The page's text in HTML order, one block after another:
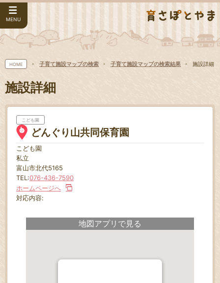
MENU
HOME 子育て施設マップの検索 子育て施設マップの検索結果 施設詳細
施設詳細
こども園
どんぐり山共同保育園
こども園
私立
富山市北代5165
TEL:076-436-7590
ホームページへ
対応内容:
地図アプリで見る